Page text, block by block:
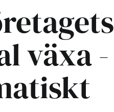
växa -